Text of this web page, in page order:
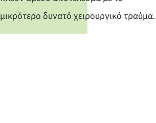
μικρότερο δυνατό χειρουργικό τραύμα.